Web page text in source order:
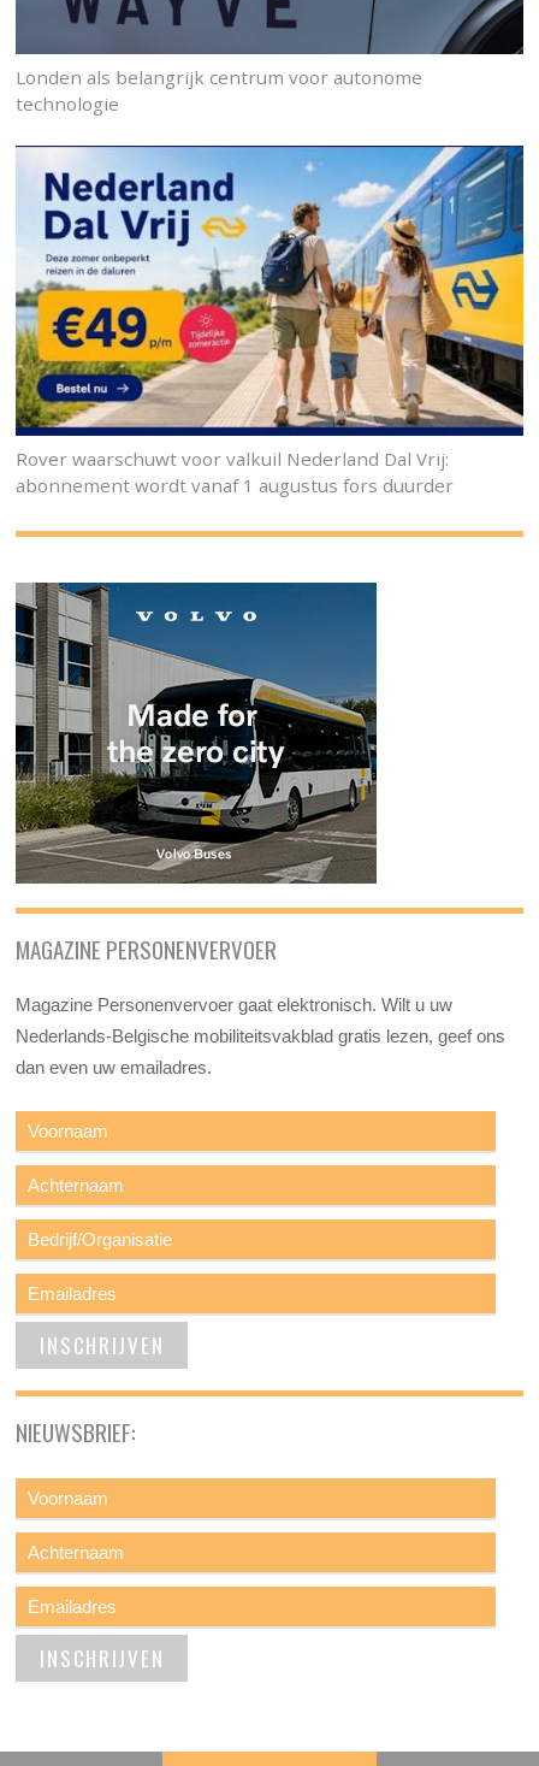
Londen als belangrijk centrum voor autonome
technologie
Rover waarschuwt voor valkuil Nederland Dal Vrij:
abonnement wordt vanaf 1 augustus fors duurder
MAGAZINE PERSONENVERVOER
Magazine Personenvervoer gaat elektronisch. Wilt u uw
Nederlands-Belgische mobiliteitsvakblad gratis lezen, geef ons
dan even uw emailadres.
NIEUWSBRIEF: